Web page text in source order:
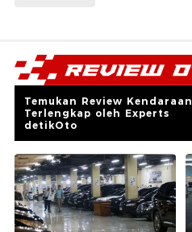
Temukan Review Kendaraan
Terlengkap oleh Experts
detikOto